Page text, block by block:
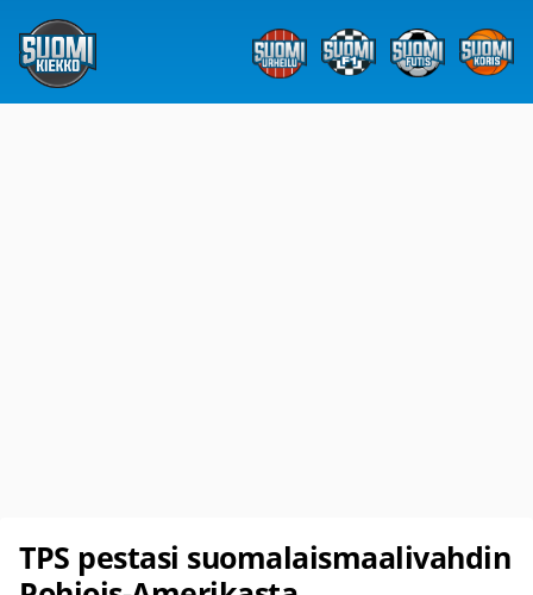
TPS pestasi suomalaismaalivahdin